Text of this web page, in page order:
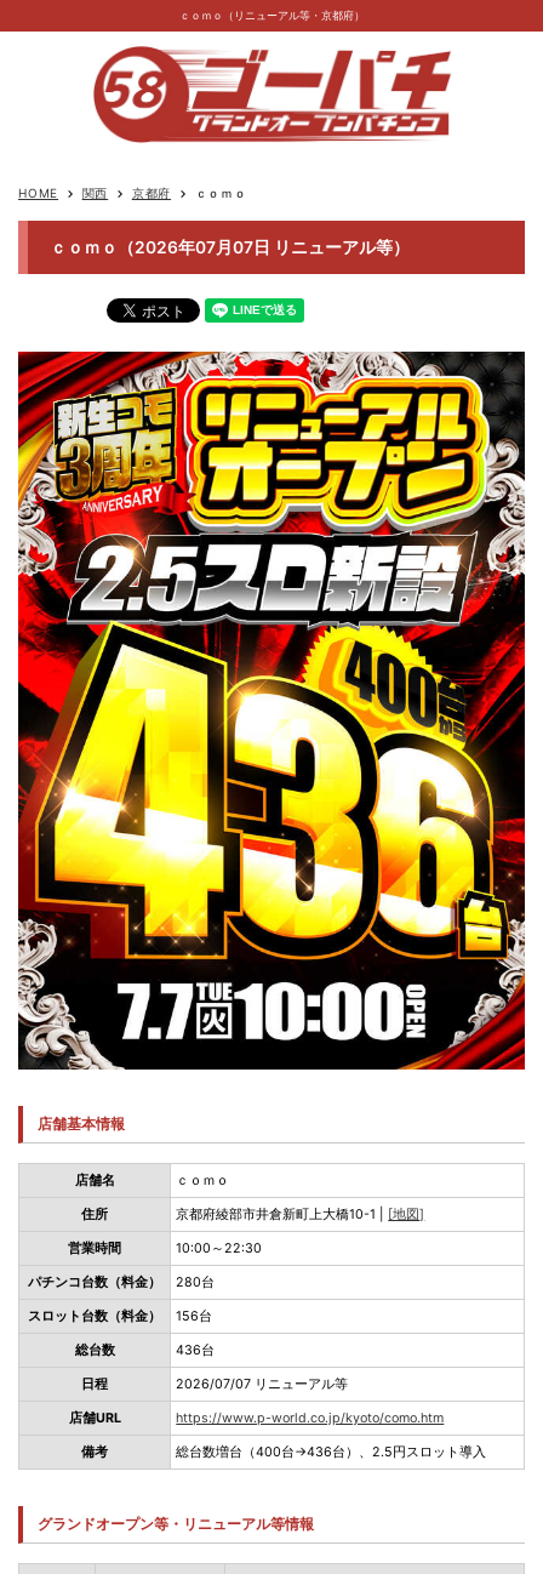
ｃｏｍｏ（リニューアル等・京都府）
HOME keyboard_arrow_right 関西 keyboard_arrow_right 京都府 keyboard_arrow_right ｃｏｍｏ
ｃｏｍｏ（2026年07月07日 リニューアル等）
店舗基本情報
店舗名 ｃｏｍｏ
住所 京都府綾部市井倉新町上大橋10-1 | [地図]
営業時間 10:00～22:30
パチンコ台数（料金） 280台
スロット台数（料金） 156台
総台数 436台
日程 2026/07/07 リニューアル等
店舗URL https://www.p-world.co.jp/kyoto/como.htm
備考 総台数増台（400台→436台）、2.5円スロット導入
グランドオープン等・リニューアル等情報